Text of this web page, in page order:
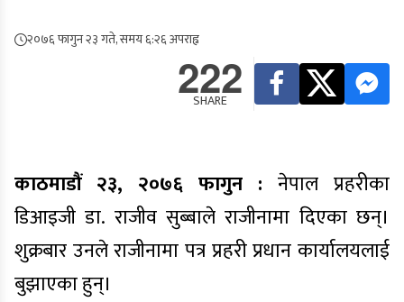
२०७६ फागुन २३ गते, समय ६:२६ अपराह्न
222
SHARE
काठमाडौं २३, २०७६ फागुन : नेपाल प्रहरीका
डिआइजी डा. राजीव सुब्बाले राजीनामा दिएका छन्।
शुक्रबार उनले राजीनामा पत्र प्रहरी प्रधान कार्यालयलाई
बुझाएका हुन्।